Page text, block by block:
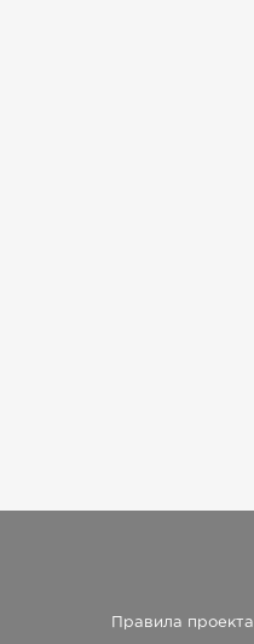
Правила проекта